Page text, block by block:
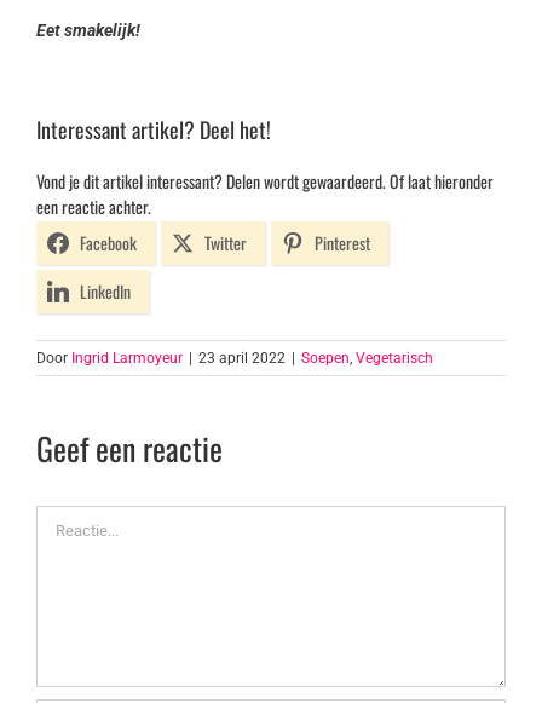
Eet smakelijk!
Interessant artikel? Deel het!
Vond je dit artikel interessant? Delen wordt gewaardeerd. Of laat hieronder
een reactie achter.
Facebook
Twitter
Pinterest
LinkedIn
Door Ingrid Larmoyeur | 23 april 2022 | Soepen Vegetarisch
Geef een reactie